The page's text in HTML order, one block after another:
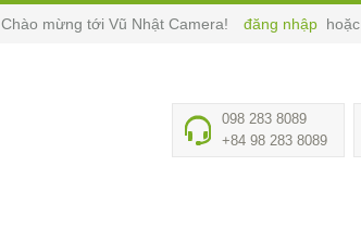
Chào mừng tới Vũ Nhật Camera! đăng nhập hoặc
098 283 8089
+84 98 283 8089